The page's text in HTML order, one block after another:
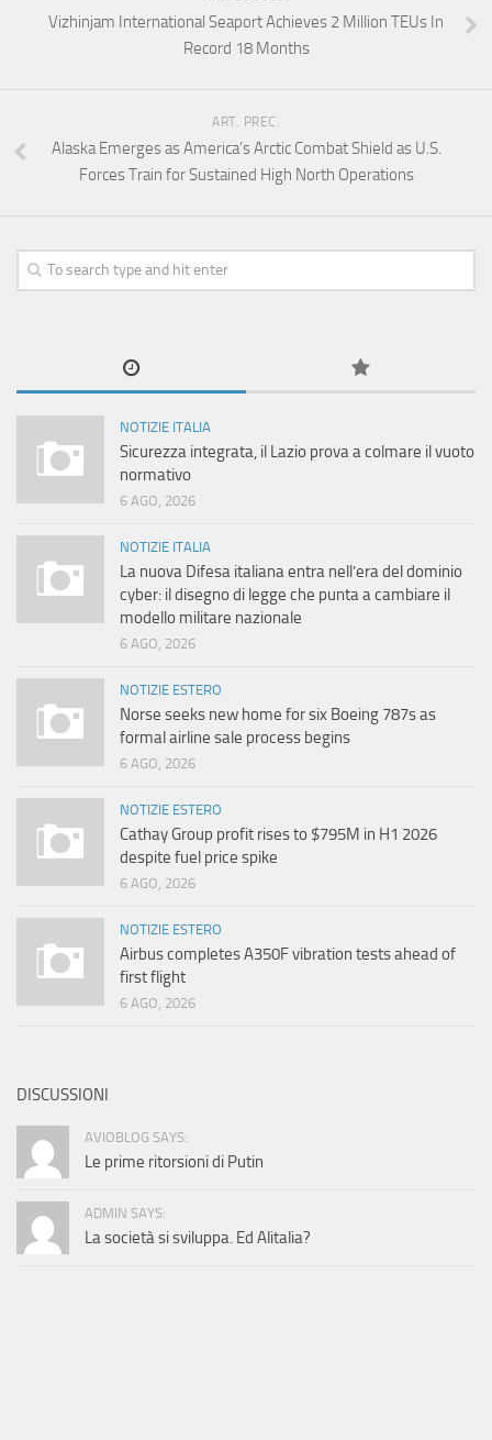
Vizhinjam International Seaport Achieves 2 Million TEUs In
Record 18 Months
ART. PREC.
Alaska Emerges as America’s Arctic Combat Shield as U.S.
Forces Train for Sustained High North Operations
NOTIZIE ITALIA
Sicurezza integrata, il Lazio prova a colmare il vuoto
normativo
6 AGO, 2026
NOTIZIE ITALIA
La nuova Difesa italiana entra nell’era del dominio
cyber: il disegno di legge che punta a cambiare il
modello militare nazionale
6 AGO, 2026
NOTIZIE ESTERO
Norse seeks new home for six Boeing 787s as
formal airline sale process begins
6 AGO, 2026
NOTIZIE ESTERO
Cathay Group profit rises to $795M in H1 2026
despite fuel price spike
6 AGO, 2026
NOTIZIE ESTERO
Airbus completes A350F vibration tests ahead of
first flight
6 AGO, 2026
DISCUSSIONI
AVIOBLOG SAYS:
Le prime ritorsioni di Putin
ADMIN SAYS:
La società si sviluppa. Ed Alitalia?